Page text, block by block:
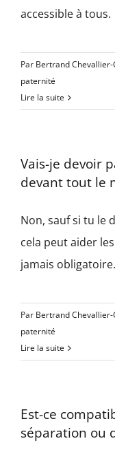
accessible à tous.
Par Bertrand Chevallier-
paternité
Lire la suite
Vais-je devoir
devant tout le
Non, sauf si tu le
cela peut aider
jamais
Par Bertrand Chevallier-
paternité
Lire la suite
Est-ce
séparation ou